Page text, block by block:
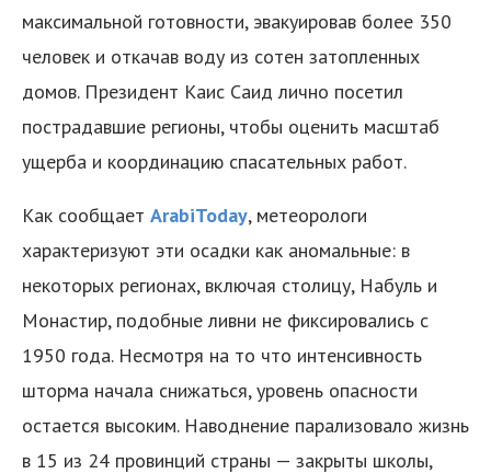
максимальной готовности, эвакуировав более 350
человек и откачав воду из сотен затопленных
домов. Президент Каис Саид лично посетил
пострадавшие регионы, чтобы оценить масштаб
ущерба и координацию спасательных работ.
Как сообщает ArabiToday, метеорологи
характеризуют эти осадки как аномальные: в
некоторых регионах, включая столицу, Набуль и
Монастир, подобные ливни не фиксировались с
1950 года. Несмотря на то что интенсивность
шторма начала снижаться, уровень опасности
остается высоким. Наводнение парализовало жизнь
в 15 из 24 провинций страны — закрыты школы,